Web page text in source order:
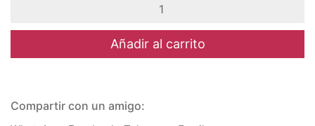
Verde
1170
Añadir al carrito
Compartir con un amigo: